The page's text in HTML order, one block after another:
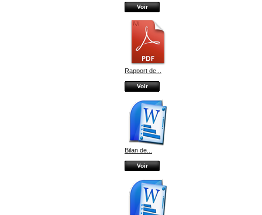
Voir
Rapport de...
Voir
Bilan de...
Voir